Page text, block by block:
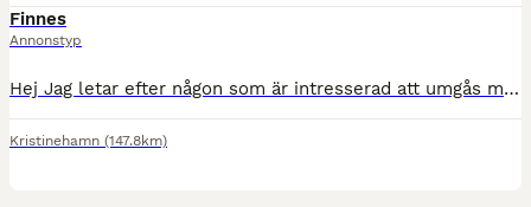
Finnes
Annonstyp
Hej Jag letar efter någon som är intresserad att umgås med min minishettis Pepper. Kanske vill du inte längre rida men saknar att pyssla i stallet? Pepper är pigg och motiverad på det mesta. Allt f
Kristinehamn (147.8km)